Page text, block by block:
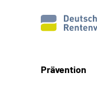
Prävention